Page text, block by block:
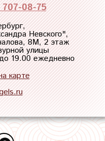
08-75
Невского",
8М, 2 этаж
улицы
19.00 ежедневно
карте